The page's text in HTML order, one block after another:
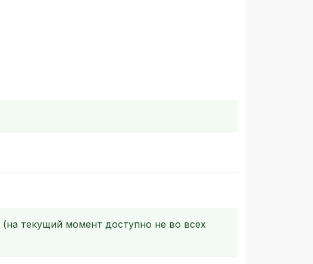
(на текущий момент доступно не во всех